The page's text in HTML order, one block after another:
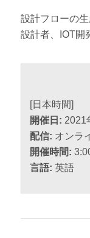
設計フローの
設計者、IOT開
[日本時間]
開催日: 2021
配信: オンラ
開催時間:
言語: 英語